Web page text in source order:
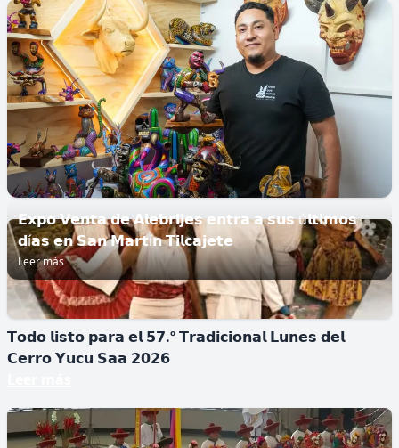
𝗘𝘅𝗽𝗼 𝗩𝗲𝗻𝘁𝗮 𝗱𝗲 𝗔𝗹𝗲𝗯𝗿𝗶𝗷𝗲𝘀 𝗲𝗻𝘁𝗿𝗮 𝗮 𝘀𝘂𝘀 ú𝗹𝘁𝗶𝗺𝗼𝘀
𝗱í𝗮𝘀 𝗲𝗻 𝗦𝗮𝗻 𝗠𝗮𝗿𝘁í𝗻 𝗧𝗶𝗹𝗰𝗮𝗷𝗲𝘁𝗲
Leer más
𝗧𝗼𝗱𝗼 𝗹𝗶𝘀𝘁𝗼 𝗽𝗮𝗿𝗮 𝗲𝗹 𝟱𝟳.º 𝗧𝗿𝗮𝗱𝗶𝗰𝗶𝗼𝗻𝗮𝗹 𝗟𝘂𝗻𝗲𝘀 𝗱𝗲𝗹
𝗖𝗲𝗿𝗿𝗼 𝗬𝘂𝗰𝘂 𝗦𝗮𝗮 𝟮𝟬𝟮𝟲
▪️𝙇𝙖 𝙩𝙚𝙘𝙣𝙤𝙡𝙤𝙜í𝙖 𝙮𝙖 𝙨𝙚 𝙖𝙥𝙡𝙞𝙘𝙖 𝙚𝙣 𝙈é𝙭𝙞𝙘𝙤 𝙥𝙖𝙧𝙖
𝙥𝙖𝙘𝙞𝙚𝙣𝙩𝙚𝙨 𝙨𝙚𝙡𝙚𝙘𝙘𝙞𝙤𝙣𝙖𝙙𝙤𝙨. ...
𝗜𝗱𝗲𝗻𝘁𝗶𝗳𝗶𝗰𝗮𝗻 𝗻𝘂𝗲𝘃𝗮 𝗲𝘀𝗽𝗲𝗰𝗶𝗲 𝗱𝗲 𝗺𝗼𝗻𝗼